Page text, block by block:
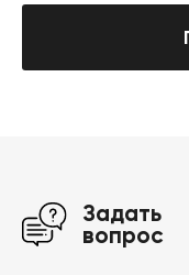
Задать
вопрос